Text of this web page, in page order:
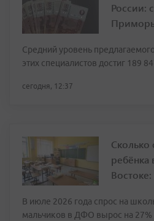
России:
Средний уровень
этих специалистов достиг 189
сегодня, 12:37
Сколько
ребёнка
В июле 2026 года спрос на
мальчиков в ДФО вырос на 27%